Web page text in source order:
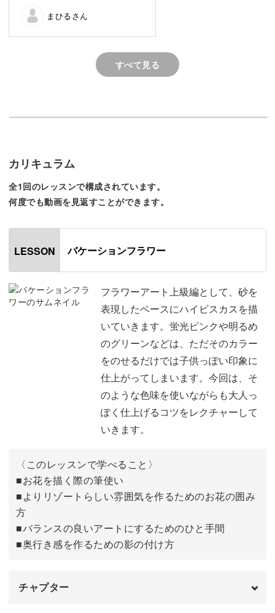
今回のレッスンでは、そのような色味を使いながらも
大人っぽく仕上げるコツをレクチャー。
大人っぽく仕上げるためのコツを意識することで
のポイントを中心に
◆お花を描く際の筆使い
◆よりリゾートらしい雰囲気を作るためのお花の囲み方
◆バランスの良いアートにするためのひと手間
◆奥行き感を作るための影の付け方
リアル感や動きを出すための陰影の付け方に注目です！
レッスンの中ではピンクのバケーションフラワーを作って
カラーアレンジは無限大！
でも、
大人っぽさを出すためのポイントを学んでしまえば夏らし
くおしゃれにつかことができます。
その他にも、ハイビスカスらしい赤と緑を使用しても素敵
です。
ート上級編を
す(●︎´▽︎`●︎)
す。
まひるさん
すべて見る
カリキュラム
全1回のレッスンで構成されています。
何度でも動画を見返すことができます。
LESSON バケーションフラワー
フラワーアート上級編として、砂を
表現したベースにハイビスカスを描
いていきます。蛍光ピンクや明るめ
のグリーンなどは、ただそのカラー
をのせるだけでは子供っぽい印象に
仕上がってしまいます。今回は、そ
のような色味を使いながらも大人っ
ぽく仕上げるコツをレクチャーして
いきます。
〈このレッスンで学べること〉
■お花を描く際の筆使い
■よりリゾートらしい雰囲気を作るためのお花の囲み
方
■バランスの良いアートにするためのひと手間
■奥行き感を作るための影の付け方
チャプター